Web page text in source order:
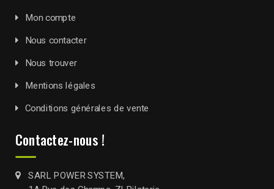
Mon compte
Nous contacter
Nous trouver
Mentions légales
Conditions générales de vente
Contactez-nous !
SARL POWER SYSTEM,